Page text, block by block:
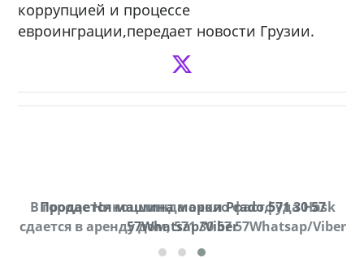
коррупцией и процессе
евроинграции,передает новости Грузии.
В городе Ниноцминда около фастфуда Hask
cдается в аренду дом, 571 30 57 57Whatsap/Viber
Продается машина марки Prado,571 30 57
57Whatsap/Viber